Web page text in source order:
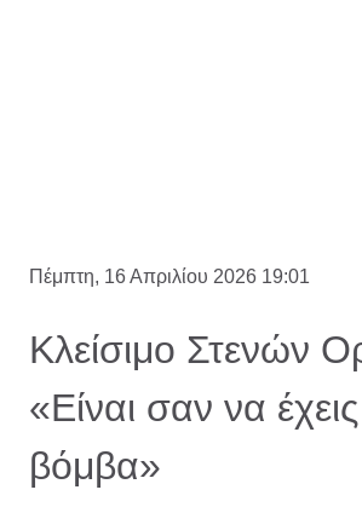
Πέμπτη, 16 Απριλίου 2026 19:01
Κλείσιμο Στενών
«Είναι σαν να
βόμβα»